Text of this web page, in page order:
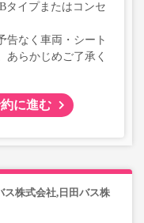
タイプまたはコンセ
告なく車両・シート
あらかじめご了承く
に進む
ス株式会社,日田バス株